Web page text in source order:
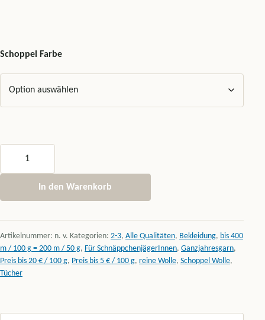
Schoppel Farbe
In den Warenkorb
Artikelnummer: n. v. Kategorien: 2-3, Alle Qualitäten, Bekleidung, bis 400
m / 100 g = 200 m / 50 g, Für SchnäppchenjägerInnen, Ganzjahresgarn,
Preis bis 20 € / 100 g, Preis bis 5 € / 100 g, reine Wolle, Schoppel Wolle,
Tücher